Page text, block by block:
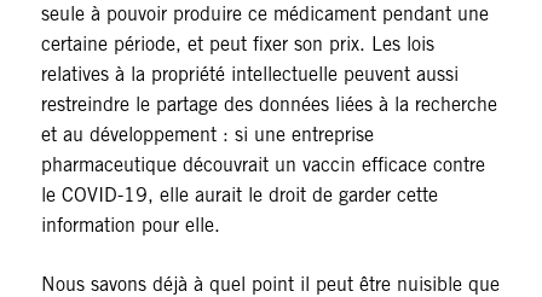
seule à pouvoir produire ce médicament pendant une
certaine période, et peut fixer son prix. Les lois
relatives à la propriété intellectuelle peuvent aussi
restreindre le partage des données liées à la recherche
et au développement : si une entreprise
pharmaceutique découvrait un vaccin efficace contre
le COVID-19, elle aurait le droit de garder cette
information pour elle.
Nous savons déjà à quel point il peut être nuisible que